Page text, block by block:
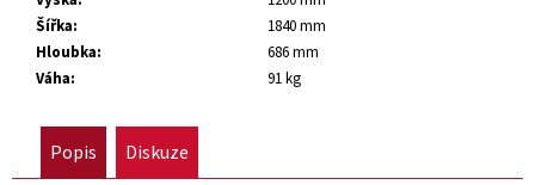
Šířka:
1840 mm
Hloubka:
686 mm
Váha: 91 kg
Popis Diskuze
Kč
Původně:
40